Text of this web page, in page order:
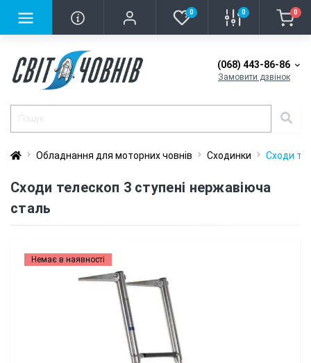
0 0 0
(068) 443-86-86
Замовити дзвінок
Обладнання для моторних човнів Сходинки Сходи
Сходи телескоп 3 ступені нержавіюча
сталь
Немає в наявності